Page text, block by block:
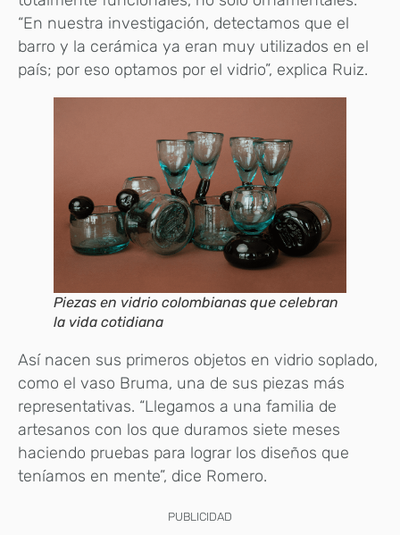
“En nuestra investigación, detectamos que el
barro y la cerámica ya eran muy utilizados en el
país; por eso optamos por el vidrio”, explica Ruiz.
Piezas en vidrio colombianas que celebran
la vida cotidiana
Así nacen sus primeros objetos en vidrio soplado,
como el vaso Bruma, una de sus piezas más
representativas. “Llegamos a una familia de
artesanos con los que duramos siete meses
haciendo pruebas para lograr los diseños que
teníamos en mente”, dice Romero.
PUBLICIDAD